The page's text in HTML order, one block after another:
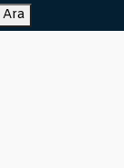
Ara